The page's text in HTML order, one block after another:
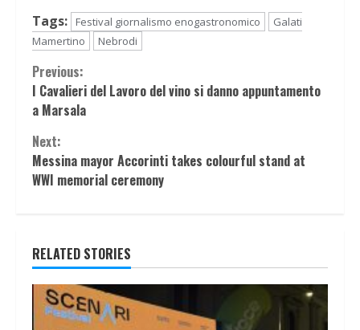
Tags:
Festival giornalismo enogastronomico
Galati
Mamertino
Nebrodi
Continue
Reading
Previous:
I Cavalieri del Lavoro del vino si danno appuntamento
a Marsala
Next:
Messina mayor Accorinti takes colourful stand at
WWI memorial ceremony
RELATED STORIES